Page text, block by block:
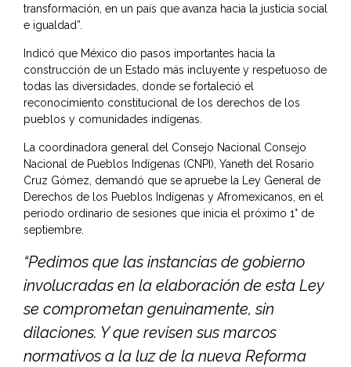
transformación, en un país que avanza hacia la justicia social
e igualdad”.
Indicó que México dio pasos importantes hacia la
construcción de un Estado más incluyente y respetuoso de
todas las diversidades, donde se fortaleció el
reconocimiento constitucional de los derechos de los
pueblos y comunidades indígenas.
La coordinadora general del Consejo Nacional Consejo
Nacional de Pueblos Indígenas (CNPI), Yaneth del Rosario
Cruz Gómez, demandó que se apruebe la Ley General de
Derechos de los Pueblos Indígenas y Afromexicanos, en el
periodo ordinario de sesiones que inicia el próximo 1° de
septiembre.
“Pedimos que las instancias de gobierno
involucradas en la elaboración de esta Ley
se comprometan genuinamente, sin
dilaciones. Y que revisen sus marcos
normativos a la luz de la nueva Reforma